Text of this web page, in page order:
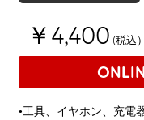
￥4,400 (税込）
•工具、イヤホン、充電